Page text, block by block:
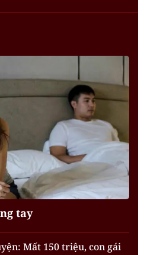
tay
Mất 150 triệu, con gái